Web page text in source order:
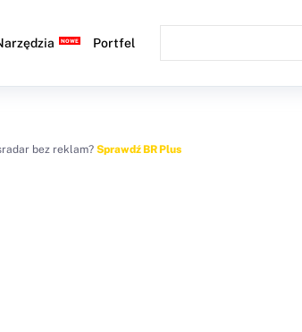
Portfel
bez reklam? Sprawdź BR Plus